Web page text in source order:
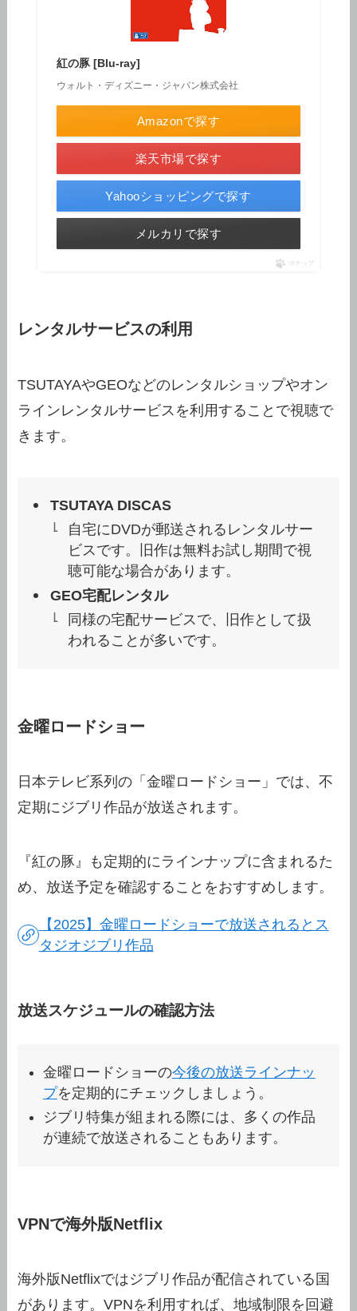
紅の豚 [Blu-ray]
ウォルト・ディズニー・ジャパン株式会社
Amazonで探す
楽天市場で探す
Yahooショッピングで探す
メルカリで探す
ポチップ
レンタルサービスの利用
TSUTAYAやGEOなどのレンタルショップやオン
ラインレンタルサービスを利用することで視聴で
きます。
TSUTAYA DISCAS
自宅にDVDが郵送されるレンタルサー
ビスです。旧作は無料お試し期間で視
聴可能な場合があります。
GEO宅配レンタル
同様の宅配サービスで、旧作として扱
われることが多いです。
金曜ロードショー
日本テレビ系列の「金曜ロードショー」では、不
定期にジブリ作品が放送されます。
『紅の豚』も定期的にラインナップに含まれるた
め、放送予定を確認することをおすすめします。
【2025】金曜ロードショーで放送されるとス
タジオジブリ作品
放送スケジュールの確認方法
金曜ロードショーの今後の放送ラインナッ
プを定期的にチェックしましょう。
ジブリ特集が組まれる際には、多くの作品
が連続で放送されることもあります。
VPNで海外版Netflix
海外版Netflixではジブリ作品が配信されている国
があります。VPNを利用すれば、地域制限を回避